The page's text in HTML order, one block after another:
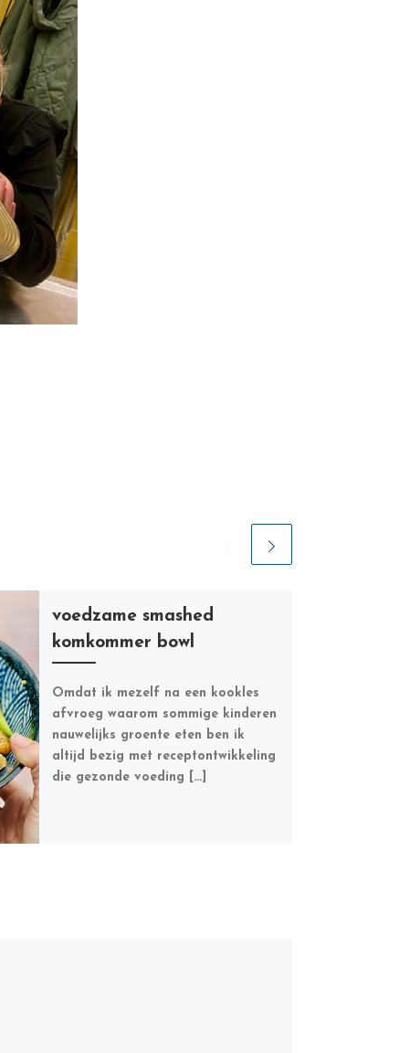
voedzame smashed
komkommer bowl
Omdat ik mezelf na een kookles
afvroeg waarom sommige kinderen
nauwelijks groente eten ben ik
altijd bezig met receptontwikkeling
die gezonde voeding […]